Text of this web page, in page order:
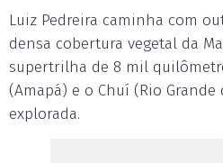
Luiz Pedreira caminha com
densa cobertura vegetal da
supertrilha de 8 mil
(Amapá) e o Chuí (Rio
explorada.